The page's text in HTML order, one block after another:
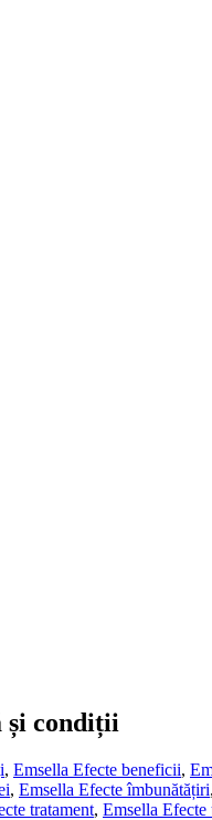
și condiții
, Emsella Efecte beneficii,
, Emsella Efecte îmbunătățiri,
tratament, Emsella Efecte